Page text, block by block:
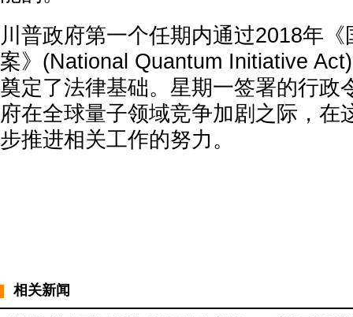
川普政府第一个任期内通过2018年
案》(National Quantum Initiative
奠定了法律基础。星期一签署的行政
府在全球量子领域竞争加剧之际，在
步推进相关工作的努力。
相关新闻